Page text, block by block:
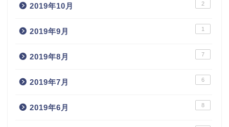
2019年10月 2
2019年9月 1
2019年8月 7
2019年7月 6
2019年6月 8